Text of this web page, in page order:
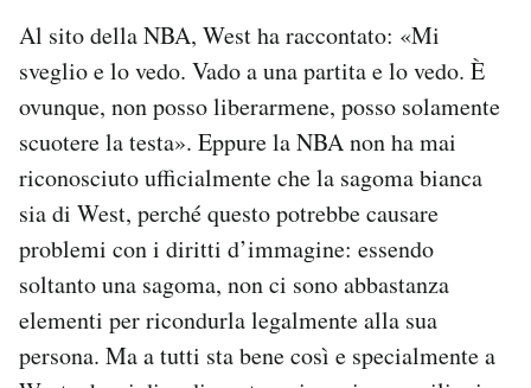
Al sito della NBA, West ha raccontato: «Mi
sveglio e lo vedo. Vado a una partita e lo vedo. È
ovunque, non posso liberarmene, posso solamente
scuotere la testa». Eppure la NBA non ha mai
riconosciuto ufficialmente che la sagoma bianca
sia di West, perché questo potrebbe causare
problemi con i diritti d’immagine: essendo
soltanto una sagoma, non ci sono abbastanza
elementi per ricondurla legalmente alla sua
persona. Ma a tutti sta bene così e specialmente a